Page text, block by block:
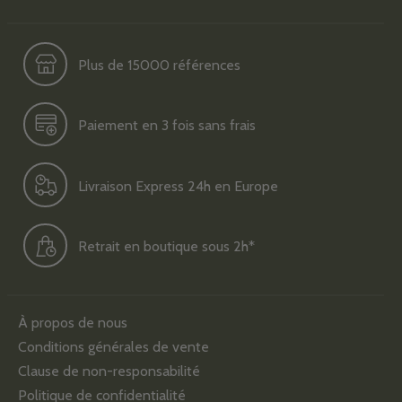
Plus de 15000 références
Paiement en 3 fois sans frais
Livraison Express 24h en Europe
Retrait en boutique sous 2h*
À propos de nous
Conditions générales de vente
Clause de non-responsabilité
Politique de confidentialité